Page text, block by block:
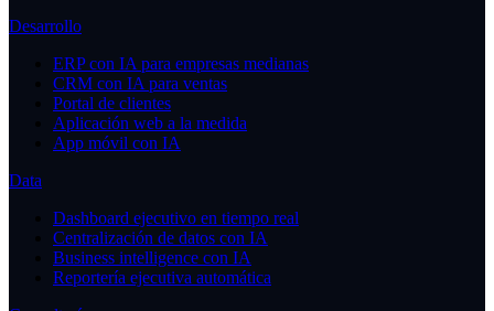
Desarrollo
ERP con IA para empresas medianas
CRM con IA para ventas
Portal de clientes
Aplicación web a la medida
App móvil con IA
Data
Dashboard ejecutivo en tiempo real
Centralización de datos con IA
Business intelligence con IA
Reportería ejecutiva automática